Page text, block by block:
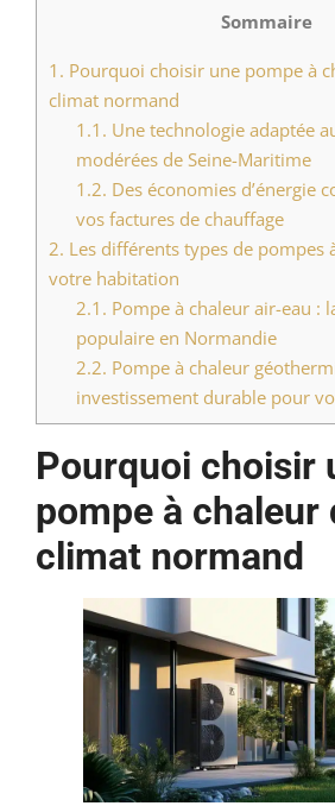
Sommaire
1. Pourquoi choisir une pompe à
climat normand
1.1. Une technologie adaptée
modérées de Seine-Maritime
1.2. Des économies d’énergie
vos factures de chauffage
2. Les différents types de pompes
votre habitation
2.1. Pompe à chaleur air-eau :
populaire en Normandie
2.2. Pompe à chaleur
investissement durable pour
Pourquoi choisir
pompe à chaleur
climat normand